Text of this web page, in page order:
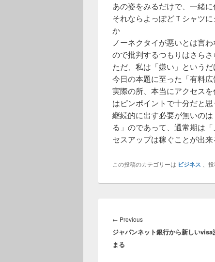
あの姿をみるだけで、一緒に
それならよっぽどＴシャツ
か
ノーネクタイが悪いとは言
ので批判するつもりはさらさ
ただ、私は「嫌い」という
今日の本題に至った「有料
実際の所、本当にアクセス
はピンポイントで十分だと思
継続的に出す必要が無いの
る」のであって、通常期は
セスアップは稼ぐことが出来
この投稿のカテゴリーは ビジネス 、
稿
ナ
ビ
ゲ
← PreviousPrevious
post:
ジャパンネット銀行から新しいvisa
まる